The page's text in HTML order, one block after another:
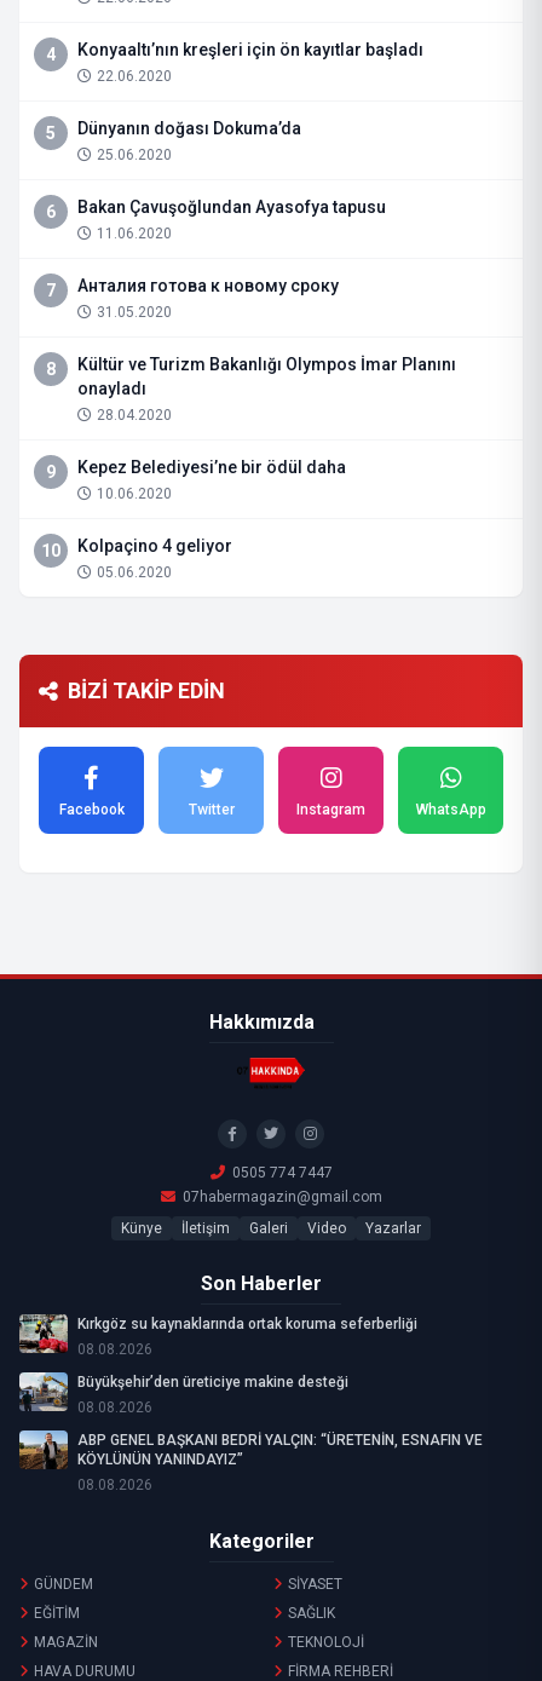
4 Konyaaltı’nın kreşleri için ön kayıtlar başladı
22.06.2020
5 Dünyanın doğası Dokuma’da
25.06.2020
6 Bakan Çavuşoğlundan Ayasofya tapusu
11.06.2020
7 Анталия готова к новому сроку
31.05.2020
8
Kültür ve Turizm Bakanlığı Olympos İmar Planını
onayladı
28.04.2020
9 Kepez Belediyesi’ne bir ödül daha
10.06.2020
10 Kolpaçino 4 geliyor
05.06.2020
BİZİ TAKİP EDİN
Facebook Twitter Instagram WhatsApp
Hakkımızda
0505 774 7447
07habermagazin@gmail.com
Künye
İletişim Galeri Video Yazarlar
Son Haberler
Kırkgöz su kaynaklarında ortak koruma seferberliği
08.08.2026
Büyükşehir’den üreticiye makine desteği
08.08.2026
ABP GENEL BAŞKANI BEDRİ YALÇIN: “ÜRETENİN, ESNAFIN VE
KÖYLÜNÜN YANINDAYIZ”
08.08.2026
Kategoriler
GÜNDEM
SİYASET
EĞİTİM
SAĞLIK
MAGAZİN
TEKNOLOJİ
HAVA DURUMU
FİRMA REHBERİ